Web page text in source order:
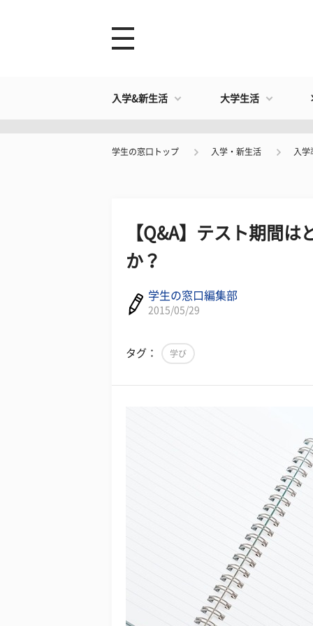
入学&新生活 大学生活
学生の窓口トップ 入学・新生活 入学
【Q&A】テスト期間
か？
学生の窓口編集部
2015/05/29
タグ： 学び